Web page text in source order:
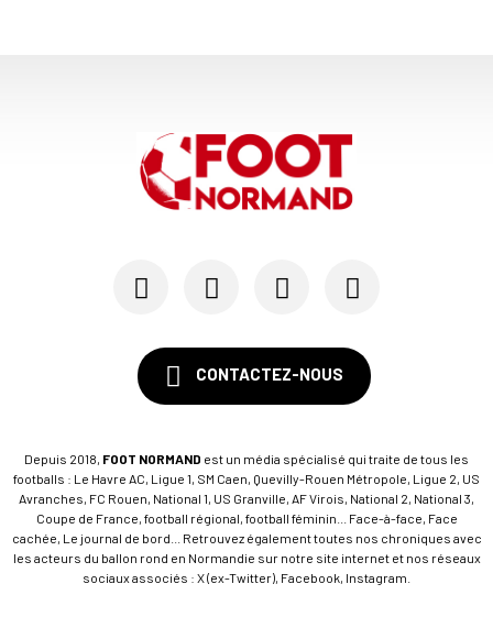
FC ROUEN - MERCATO
L'ex-Avranchinais Alan Kérouédan en passe d'êtr...
Le FC Rouen, meilleure équipe normande de l'ann...
CONTACTEZ-NOUS
Depuis 2018, FOOT NORMAND est un média spécialisé qui traite de tous les
footballs : Le Havre AC, Ligue 1, SM Caen, Quevilly-Rouen Métropole, Ligue 2, US
Avranches, FC Rouen, National 1, US Granville, AF Virois, National 2, National 3,
Coupe de France, football régional, football féminin... Face-à-face, Face
cachée, Le journal de bord... Retrouvez également toutes nos chroniques avec
les acteurs du ballon rond en Normandie sur notre site internet et nos réseaux
sociaux associés : X (ex-Twitter), Facebook, Instagram.